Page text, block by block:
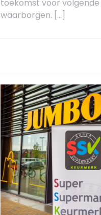
toekomst voor
waarborgen. […]